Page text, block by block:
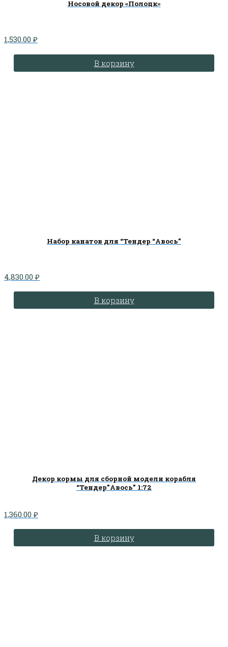
Носовой декор «Полоцк»
1,530.00 ₽
В корзину
Набор канатов для “Тендер “Авось”
4,830.00 ₽
В корзину
Декор кормы для сборной модели корабля
“Тендер”Авось” 1:72
1,360.00 ₽
В корзину